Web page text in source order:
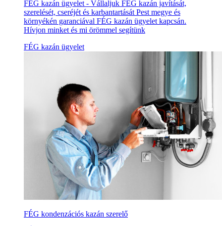
FÉG kazán ügyelet - Vállaljuk FÉG kazán javítását,
szerelését, cseréjét és karbantartását Pest megye és
környékén garanciával FÉG kazán ügyelet kapcsán.
Hívjon minket és mi örömmel segítünk
FÉG kazán ügyelet
FÉG kondenzációs kazán szerelő